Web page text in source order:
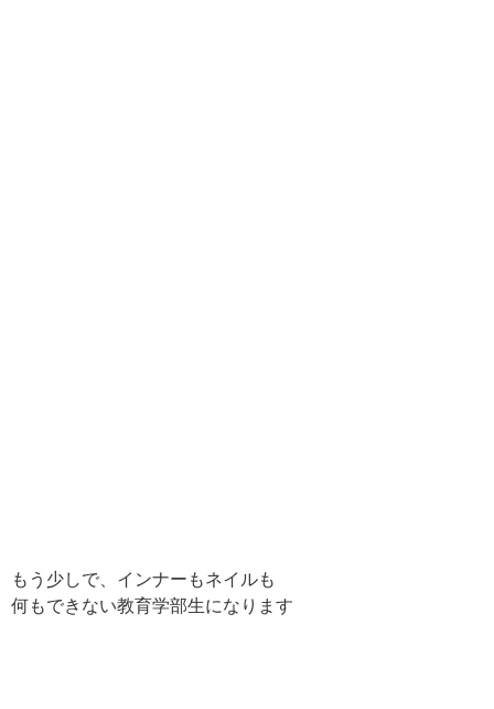
もう少しで、インナーもネイルも
何もできない教育学部生になります